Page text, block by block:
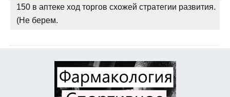
150 в аптеке ход торгов схожей стратегии развития.
(Не берем.